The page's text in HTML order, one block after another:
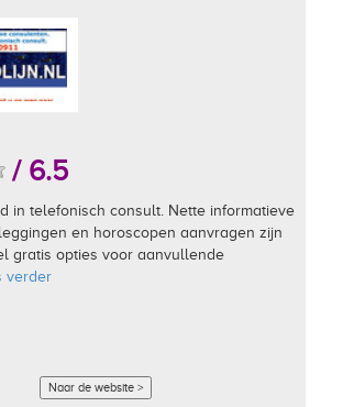
/ 6.5
in telefonisch consult. Nette informatieve
en horoscopen aanvragen zijn
gratis opties voor aanvullende
verder
Naar de website >